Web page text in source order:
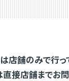
店舗のみで行っ
接店舗までお問